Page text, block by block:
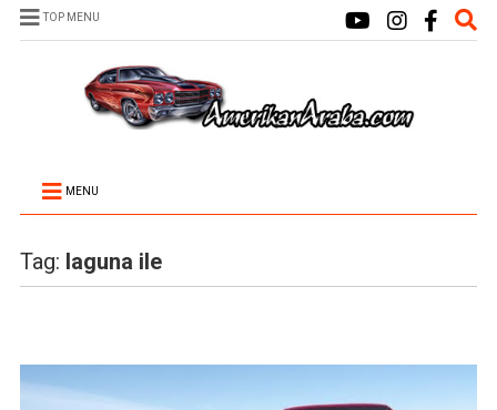
TOP MENU
MENU
Tag: laguna ile